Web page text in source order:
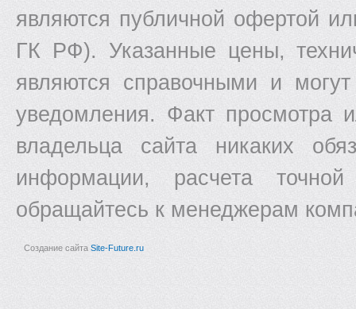
являются публичной офертой
ГК РФ). Указанные цены,
являются справочными и
уведомления. Факт просмотра
владельца сайта никаких
информации, расчета
обращайтесь к менеджерам
Создание сайта Site-Future.ru